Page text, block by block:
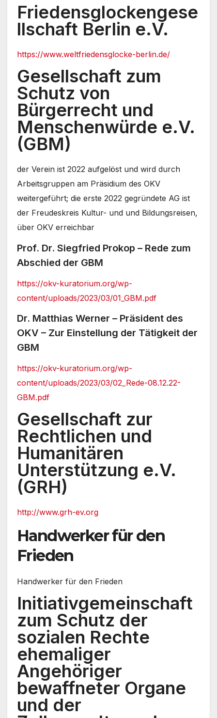
Friedensglockengese
llschaft Berlin e.V.
https://www.weltfriedensglocke-berlin.de/
Gesellschaft zum
Schutz von
Bürgerrecht und
Menschenwürde e.V.
(GBM)
der Verein ist 2022 aufgelöst und wird durch
Arbeitsgruppen am Präsidium des OKV
weitergeführt; die erste 2022 gegründete AG ist
der Freudeskreis Kultur- und und Bildungsreisen,
über OKV erreichbar
Prof. Dr. Siegfried Prokop – Rede zum
Abschied der GBM
https://okv-kuratorium.org/wp-
content/uploads/2023/03/01_GBM.pdf
Dr. Matthias Werner – Präsident des
OKV – Zur Einstellung der Tätigkeit der
GBM
https://okv-kuratorium.org/wp-
content/uploads/2023/03/02_Rede-08.12.22-
GBM.pdf
Gesellschaft zur
Rechtlichen und
Humanitären
Unterstützung e.V.
(GRH)
http://www.grh-ev.org
Handwerker für den
Frieden
Handwerker für den Frieden
Initiativgemeinschaft
zum Schutz der
sozialen Rechte
ehemaliger
Angehöriger
bewaffneter Organe
und der